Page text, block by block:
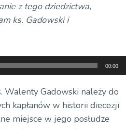
z tego dziedzictwa,
ks. Gadowski i
00:00
Walenty Gadowski należy do
kapłanów w historii diecezji
miejsce w jego posłudze